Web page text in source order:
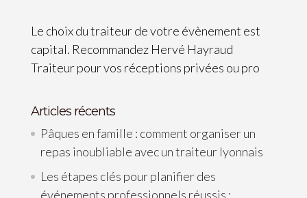
Le choix du traiteur de votre évènement est
capital. Recommandez Hervé Hayraud
Traiteur pour vos réceptions privées ou pro
Articles récents
Pâques en famille : comment organiser un
repas inoubliable avec un traiteur lyonnais
Les étapes clés pour planifier des
événements professionnels réussis :